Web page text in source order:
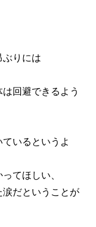
りには
回避できるよう
いるというよ
てほしい、
だということが